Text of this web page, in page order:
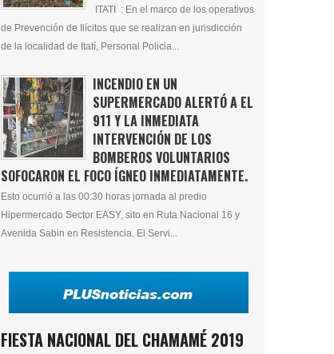
ITATI : En el marco de los operativos
de Prevención de Ilícitos que se realizan en jurisdicción
de la localidad de Itatí, Personal Policia...
INCENDIO EN UN
SUPERMERCADO ALERTÓ A EL
911 Y LA INMEDIATA
INTERVENCIÓN DE LOS
BOMBEROS VOLUNTARIOS
SOFOCARON EL FOCO ÍGNEO INMEDIATAMENTE.
Esto ocurrió a las 00:30 horas jornada al predio
Hipermercado Sector EASY, sito en Ruta Nacional 16 y
Avenida Sabin en Resistencia. El Servi...
FIESTA NACIONAL DEL CHAMAMÉ 2019